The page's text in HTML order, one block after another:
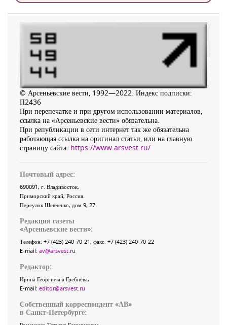
© Арсеньевские вести, 1992—2022. Индекс подписки:
П2436
При перепечатке и при другом использовании материалов,
ссылка на «Арсеньевские вести» обязательна.
При републикации в сети интернет так же обязательна
работающая ссылка на оригинал статьи, или на главную
страницу сайта: https://www.arsvest.ru/
Почтовый адрес:
690091, г. Владивосток,
Приморский край, Россия.
Переулок Шевченко, дом 9, 27
Редакция газеты
«Арсеньевские вести»:
Телефон: +7 (423) 240-70-21, факс: +7 (423) 240-70-22
E-mail: av@arsvest.ru
Редактор:
Ирина Георгиевна Гребнёва,
E-mail: editor@arsvest.ru
Собственный корреспондент «АВ»
в Санкт-Петербурге: